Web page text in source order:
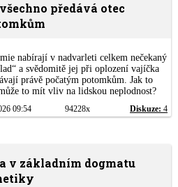
předává otec
nabírají v nadvarleti celkem nečekaný
a svědomitě jej při oplození vajíčka
právě počatým potomkům. Jak to
to mít vliv na lidskou neplodnost?
09:54 94228x Diskuze: 4
v základním dogmatu